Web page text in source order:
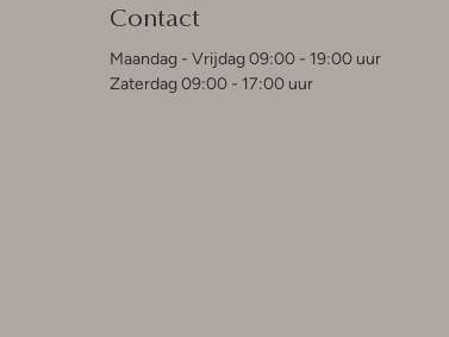
Contact
Maandag - Vrijdag 09:00 - 19:00 uur
Zaterdag 09:00 - 17:00 uur